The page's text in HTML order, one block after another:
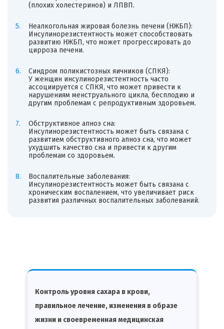
(плохих холестеринов) и ЛПВП.
Неалкогольная жировая болезнь печени (НЖБП):
Инсулинорезистентность может способствовать
развитию НЖБП, что может прогрессировать до
цирроза печени.
Синдром поликистозных яичников (СПКЯ):
У женщин инсулинорезистентность часто
ассоциируется с СПКЯ, что может привести к
нарушениям менструального цикла, бесплодию и
другим проблемам с репродуктивным здоровьем.
Обструктивное апноэ сна:
Инсулинорезистентность может быть связана с
развитием обструктивного апноэ сна, что может
ухудшить качество сна и привести к другим
проблемам со здоровьем.
Воспалительные заболевания:
Инсулинорезистентность может быть связана с
хроническим воспалением, что увеличивает риск
развития различных воспалительных заболеваний.
Контроль уровня сахара в крови,
правильное лечение, изменения в образе
жизни и своевременная медицинская